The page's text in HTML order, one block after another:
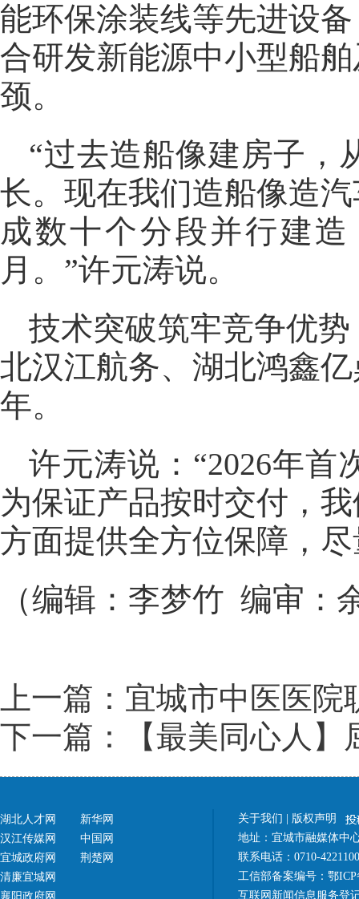
能环保涂装线等先进设
合研发新能源中小型船
颈。
“过去造船像建房子，
长。现在我们造船像造
成数十个分段并行建
月。”许元涛说。
技术突破筑牢竞争优
北汉江航务、湖北鸿鑫
年。
许元涛说：“2026年首
为保证产品按时交付，
方面提供全方位保障，
（编辑：李梦竹 编审：
上一篇：宜城市中医医
下一篇：【最美同心人】
湖北人才网
汉江传媒网
宜城政府网
清廉宜城网
襄阳政府网
新华网
中国网
荆楚网
关于我们
版权声明
地址：宜城市融媒体中
联系电话：0710-
工信部备案编号： 鄂ICP
互联网新闻信息服务登